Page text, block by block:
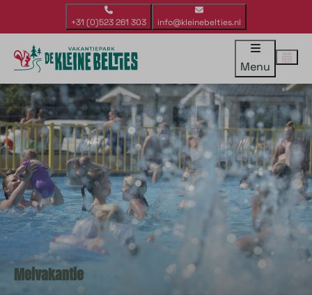
+31 (0)523 261 303 info@kleinebelties.nl
Menu
Meivakantie